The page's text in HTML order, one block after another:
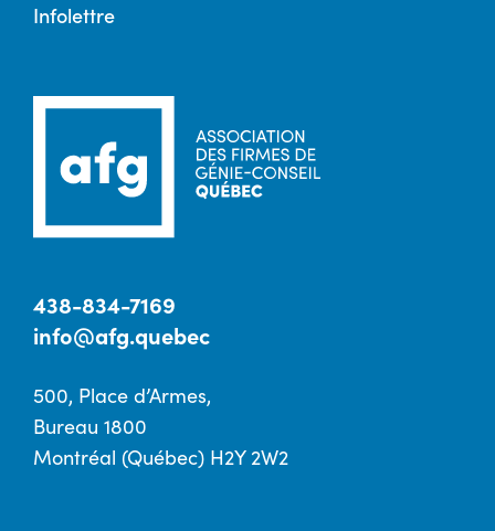
Infolettre
438-834-7169
info@afg.quebec
500, Place d’Armes,
Bureau 1800
Montréal (Québec) H2Y 2W2